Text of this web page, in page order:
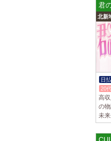
君
北新
日
20
高
の
未